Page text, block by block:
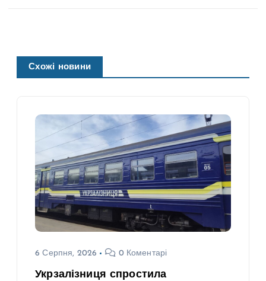
Схожі новини
6 Серпня, 2026 0 Коментарі
Укрзалізниця спростила